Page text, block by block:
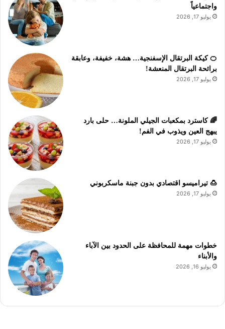
واجتماعياً
يوليو 17, 2026
🍊 كيكة البرتقال الإسفنجية… هشة، خفيفة، وعابقة
برائحة البرتقال المنعشة!
يوليو 17, 2026
🌈 كاسترد بمكعبات الجيلي الملونة… حلى بارد
يبهج العين ويذوب في الفم!
يوليو 17, 2026
🍮 تيراميسو اقتصادي بدون جبنة ماسكربوني
يوليو 17, 2026
خطوات مهمة للمحافظة على الحدود بين الآباء
والأبناء
يوليو 16, 2026